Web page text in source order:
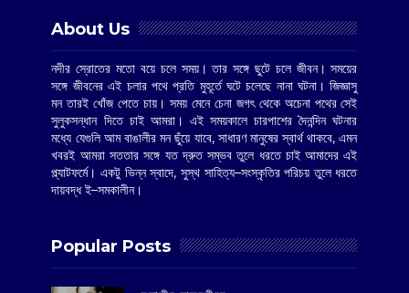
About Us
নদীর স্রোতের মতো বয়ে চলে সময়। তার সঙ্গে ছুটে চলে জীবন। সময়ের
সঙ্গে জীবনের এই চলার পথে প্রতি মুহূর্তে ঘটে চলেছে নানা ঘটনা। জিজ্ঞাসু
মন তারই খোঁজ পেতে চায়। সময় মেনে চেনা জগৎ থেকে অচেনা পথের সেই
সুলুকসন্ধান দিতে চাই আমরা। এই সময়কালে চারপাশের দৈনন্দিন ঘটনার
মধ্যে যেগুলি আম বাঙালীর মন ছুঁয়ে যাবে, সাধারণ মানুষের স্বার্থ থাকবে, এমন
খবরই আমরা সততার সঙ্গে যত দ্রুত সম্ভব তুলে ধরতে চাই আমাদের এই
প্ল্যাটফর্মে। একটু ভিন্ন স্বাদে, সুস্থ সাহিত্য–সংস্কৃতির পরিচয় তুলে ধরতে
দায়বদ্ধ ই–সমকালীন।
Popular Posts